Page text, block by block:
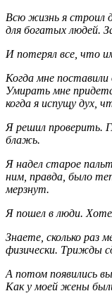
Всю жизнь я строил
для богатых людей.
И потерял все, что
Когда мне поставили
Умирать мне
когда я испущу дух,
Я решил проверить.
блажь.
Я надел старое
ним, правда, было
мерзнут.
Я пошел в люди.
Знаете, сколько раз
физически. Трижды
А потом появились
Как у моей жены